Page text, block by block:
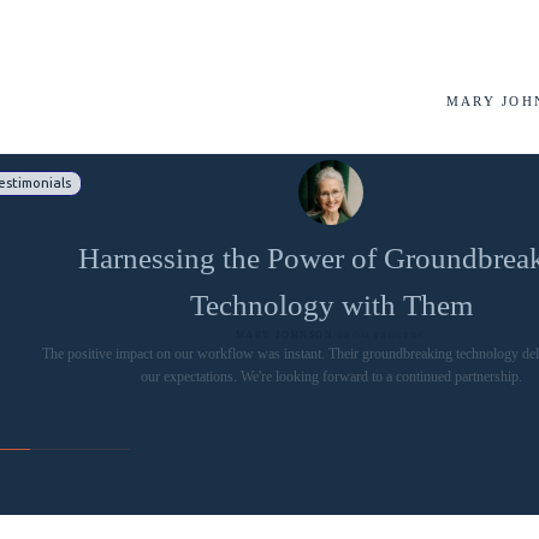
MARY
Harnessing the Power of
Technology with Them
The positive impact on our workflow was instant. Their groundbreaking technology
our expectations. We're looking forward to a continued partnership.